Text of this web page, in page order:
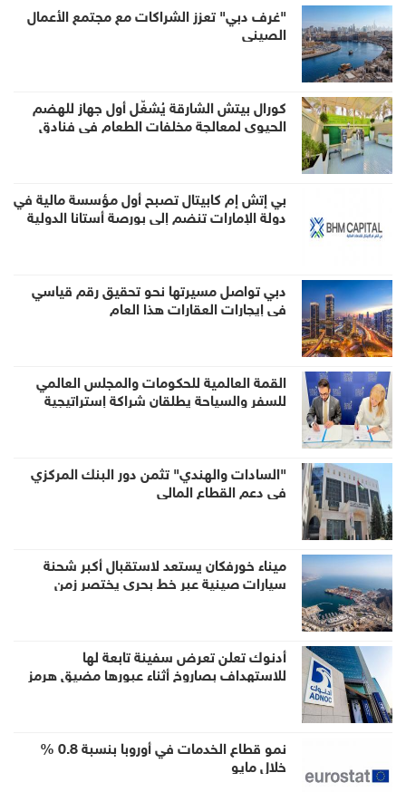
"غرف دبي" تعزز الشراكات مع مجتمع الأعمال
الصيني
كورال بيتش الشارقة يُشغّل أول جهاز للهضم
الحيوي لمعالجة مخلفات الطعام في فنادق
الإمارة
بي إتش إم كابيتال تصبح أول مؤسسة مالية في
دولة الإمارات تنضم إلى بورصة أستانا الدولية
كعضو لصناعة السوق عبر منصة تبادل
دبي تواصل مسيرتها نحو تحقيق رقم قياسي
في إيجارات العقارات هذا العام
القمة العالمية للحكومات والمجلس العالمي
للسفر والسياحة يطلقان شراكة إستراتيجية
لتعزيز الحوار العالمي وصياغة مستقبل السفر
"السادات والهندي" تثمن دور البنك المركزي
في دعم القطاع المالي
ميناء خورفكان يستعد لاستقبال أكبر شحنة
سيارات صينية عبر خط بحري يختصر زمن
الشحن للشرق الأوسط
أدنوك تعلن تعرض سفينة تابعة لها
للاستهداف بصاروخ أثناء عبورها مضيق هرمز
نمو قطاع الخدمات في أوروبا بنسبة 0.8 %
خلال مايو